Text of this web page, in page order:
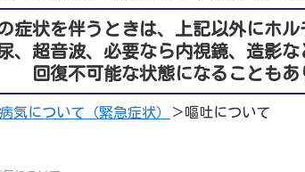
症状を伴うときは、上記以外にホ
、超音波、必要なら内視鏡、造影
回復不可能な状態になることも
病気について（緊急症状） ＞嘔吐について